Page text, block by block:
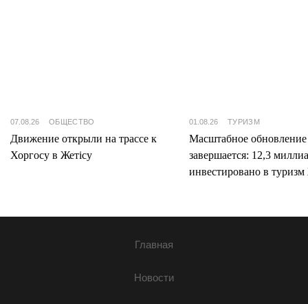
07.08.26 ОБЩЕСТВО
Движение открыли на трассе к
Хоргосу в Жетісу
01.08.26 ТУРИЗМ
Масштабное
завершается: 12,3
инвестировано в туризм
Главная
Новости